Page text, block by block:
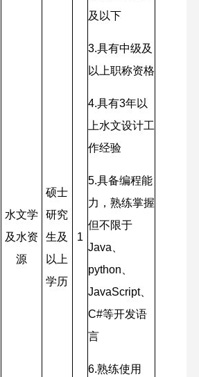
水文学
及水资
源
硕士
研究
生及
以上
学历
1
及以下
3.具有中级及
以上职称资格
4.具有3年以
上水文设计工
作经验
5.具备编程能
力，熟练掌握
但不限于
Java、
python、
JavaScript、
C#等开发语
言
6.熟练使用